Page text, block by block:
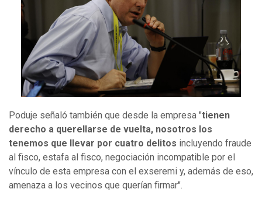
Poduje señaló también que desde la empresa "tienen
derecho a querellarse de vuelta, nosotros los
tenemos que llevar por cuatro delitos incluyendo fraude
al fisco, estafa al fisco, negociación incompatible por el
vínculo de esta empresa con el exseremi y, además de eso,
amenaza a los vecinos que querían firmar".